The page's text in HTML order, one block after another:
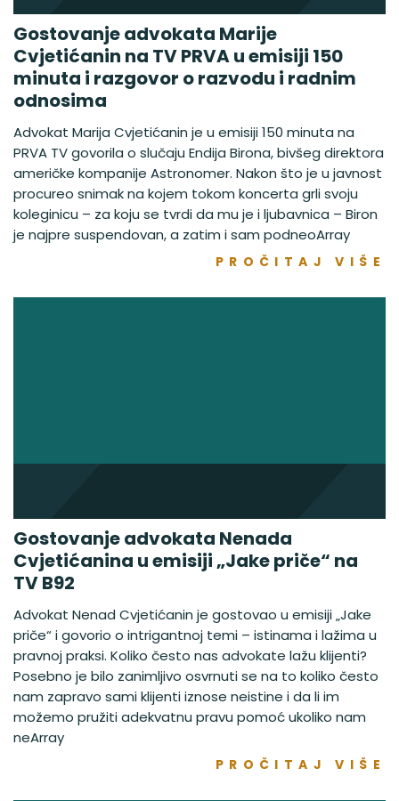
Gostovanje advokata Marije
Cvjetićanin na TV PRVA u emisiji 150
minuta i razgovor o razvodu i radnim
odnosima
Advokat Marija Cvjetićanin je u emisiji 150 minuta na
PRVA TV govorila o slučaju Endija Birona, bivšeg direktora
američke kompanije Astronomer. Nakon što je u javnost
procureo snimak na kojem tokom koncerta grli svoju
koleginicu – za koju se tvrdi da mu je i ljubavnica – Biron
je najpre suspendovan, a zatim i sam podneoArray
PROČITAJ VIŠE
Gostovanje advokata Nenada
Cvjetićanina u emisiji „Jake priče“ na
TV B92
Advokat Nenad Cvjetićanin je gostovao u emisiji „Jake
priče“ i govorio o intrigantnoj temi – istinama i lažima u
pravnoj praksi. Koliko često nas advokate lažu klijenti?
Posebno je bilo zanimljivo osvrnuti se na to koliko često
nam zapravo sami klijenti iznose neistine i da li im
možemo pružiti adekvatnu pravu pomoć ukoliko nam
neArray
PROČITAJ VIŠE